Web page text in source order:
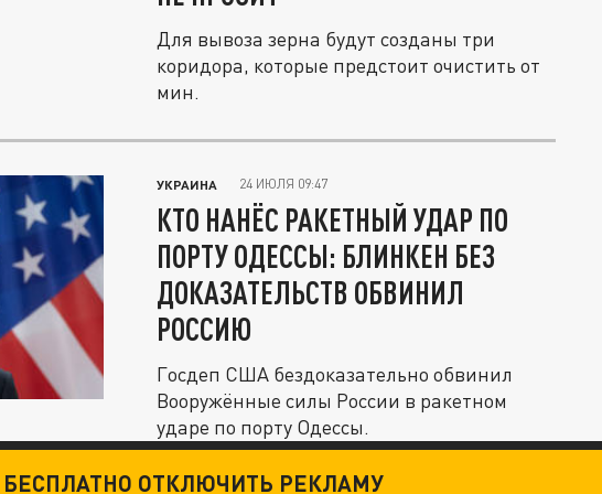
Для вывоза зерна будут созданы три
коридора, которые предстоит очистить от
мин.
УКРАИНА 24 ИЮЛЯ 09:47
КТО НАНЁС РАКЕТНЫЙ УДАР ПО
ПОРТУ ОДЕССЫ: БЛИНКЕН БЕЗ
ДОКАЗАТЕЛЬСТВ ОБВИНИЛ
РОССИЮ
Госдеп США бездоказательно обвинил
Вооружённые силы России в ракетном
ударе по порту Одессы.
ОТКЛЮЧИТЬ РЕКЛАМУ